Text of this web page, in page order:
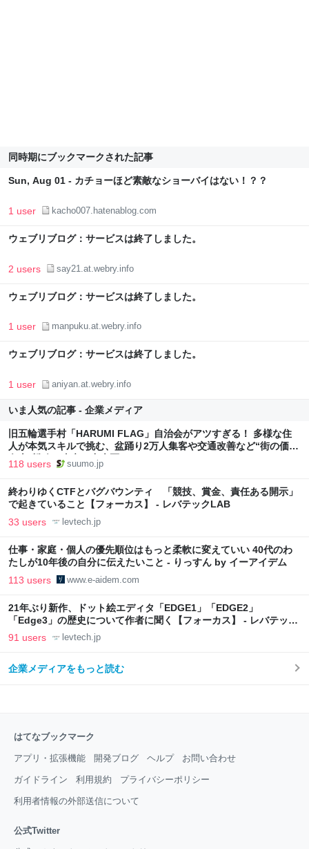
同時期にブックマークされた記事
Sun, Aug 01 - カチョーほど素敵なショーバイはない！？？
1 user kacho007.hatenablog.com
ウェブリブログ：サービスは終了しました。
2 users say21.at.webry.info
ウェブリブログ：サービスは終了しました。
1 user manpuku.at.webry.info
ウェブリブログ：サービスは終了しました。
1 user aniyan.at.webry.info
いま人気の記事 - 企業メディア
旧五輪選手村「HARUMI FLAG」自治会がアツすぎる！ 多様な住
人が本気スキルで挑む、盆踊り2万人集客や交通改善など“街の価値
向上”戦略 東京・中央区
118 users suumo.jp
終わりゆくCTFとバグバウンティ 「競技、賞金、責任ある開示」
で起きていること【フォーカス】 - レバテックLAB
33 users levtech.jp
仕事・家庭・個人の優先順位はもっと柔軟に変えていい 40代のわ
たしが10年後の自分に伝えたいこと - りっすん by イーアイデム
113 users www.e-aidem.com
21年ぶり新作、ドット絵エディタ「EDGE1」「EDGE2」
「Edge3」の歴史について作者に聞く【フォーカス】 - レバテック
LAB
91 users levtech.jp
企業メディアをもっと読む
はてなブックマーク
アプリ・拡張機能 開発ブログ ヘルプ お問い合わせ
ガイドライン 利用規約 プライバシーポリシー
利用者情報の外部送信について
公式Twitter